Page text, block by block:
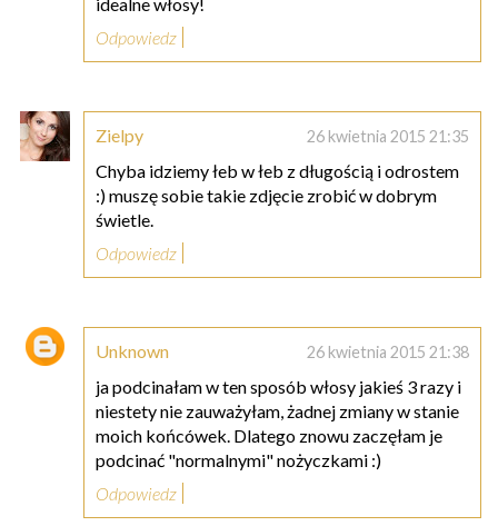
Odpowiedz
Zielpy 26 kwietnia 2015 21:35
Chyba idziemy łeb w łeb z długością i odrostem
:) muszę sobie takie zdjęcie zrobić w dobrym
świetle.
Odpowiedz
Unknown 26 kwietnia 2015 21:38
ja podcinałam w ten sposób włosy jakieś 3 razy i
niestety nie zauważyłam, żadnej zmiany w stanie
moich końcówek. Dlatego znowu zaczęłam je
podcinać "normalnymi" nożyczkami :)
Odpowiedz